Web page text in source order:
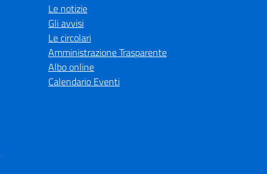
Le notizie
Gli avvisi
Le circolari
Amministrazione Trasparente
Albo online
Calendario Eventi